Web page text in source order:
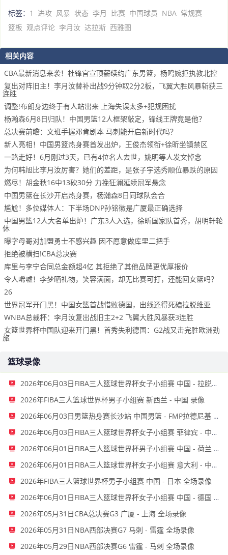
标签： 1 进攻 风暴 状态 李月 比赛 中国球员 NBA 常规赛
篮板 观点评论 李月汝 达拉斯 西雅图
相关内容
CBA最新消息来袭！杜锋官宣顶薪续约广东男篮，杨鸣婉拒执教北控
复出对阵旧主！李月汝替补出战9分钟取2分2板，飞翼大胜风暴斩获三
连胜
调整!布朗身边终于有人站出来 上海失误太多+犯规困扰
杨瀚森6月8日归队！中国男篮12人框架敲定，锋线王牌竟是他？
总决赛前瞻：文班手握邓肯剧本 马刺能开启新时代吗？
新人亮相！中国男篮热身赛首发出炉，王俊杰领衔+徐昕坐镇禁区
一路走好！6月刚过3天，已有4位名人去世，姚明等人发文悼念
为何韩旭比李月汝厉害？她们的差距，是张子宇选秀顺位暴跌的原因
燃尽！胡金秋16中13砍30分 力挽狂澜延续冠军悬念
中国男篮在长沙开启热身赛，杨瀚森8日同球队会合
尴尬！多位媒体人：下半场DNP孙铭徽是广厦最正确选择
中国男篮12人大名单出炉！广东3人入选，徐昕国家队首秀，胡明轩轮
休
曝字母哥对加盟勇士不感兴趣 因不愿意做库里二把手
拒绝被横扫!CBA总决赛
库里与李宁合同总金额超4亿 其拒绝了其他品牌更优厚报价
令人唏嘘！李梦晒礼物，笑容满面，却无比赛可打，还能回女篮吗？
26
世界冠军开门黑！中国女篮首战惜败德国，出线还得死磕拉脱维亚
WNBA总裁杯：李月汝复出战旧主2+2 飞翼大胜风暴获3连胜
女篮世界杯中国队迎来开门黑！首秀失利德国：G2战又击完胜欧洲劲
旅
篮球录像
2026年06月03日FIBA三人篮球世界杯女子小组赛 中国 - 拉脱维亚 录像
2026年FIBA三人篮球世界杯男子小组赛 新西兰 - 中国 录像
2026年06月03日男篮热身赛长沙站 中国男篮 - FMP拉德尼基 全场录像
2026年06月03日FIBA三人篮球世界杯女子小组赛 菲律宾 - 中国 录像
2026年06月01日FIBA三人篮球世界杯男子小组赛 中国 - 荷兰 录像
2026年06月01日FIBA三人篮球世界杯女子小组赛 意大利 - 中国 录像
2026年FIBA三人篮球世界杯男子小组赛 中国 - 日本 全场录像
2026年06月01日FIBA三人篮球世界杯女子小组赛 中国 - 德国 全场录像
2026年05月31日CBA总决赛G3 广厦 - 上海 全场录像
2026年05月31日NBA西部决赛G7 马刺 - 雷霆 全场录像
2026年05月29日NBA西部决赛G6 雷霆 - 马刺 全场录像